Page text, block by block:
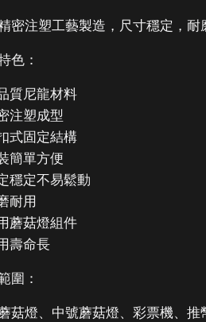
密注塑工藝製造，尺寸穩定，耐
色：
質尼龍材料
注塑成型
式固定結構
簡單方便
穩定不易鬆動
耐用
蘑菇燈組件
壽命長
圍：
菇燈、中號蘑菇燈、彩票機、